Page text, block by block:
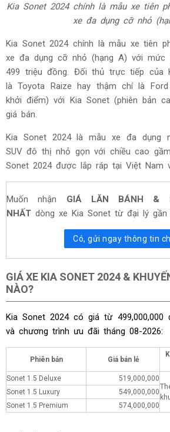
Kia Sonet 2024 chính là mẫu xe tiên
xe đa dụng cỡ nhỏ
Kia Sonet 2024 chính là mẫu xe tiên
xe đa dụng cỡ nhỏ (hạng A) với mức
499 triệu đồng. Đối thủ trực tiếp của
là Toyota Raize hay thậm chí là
khởi điểm) với Kia Sonet (phiên bản
giá bán.
Kia Sonet 2024 là mẫu xe đa dụng
SUV đô thị nhỏ gọn với chiều cao
Sonet 2024 được lắp ráp tại Việt Nam
Muốn nhận GIÁ LĂN BÁNH &
NHẤT dòng xe Kia Sonet từ đại lý gần
Có, gửi ngay thông tin
GIÁ XE KIA SONET 2024 &
NÀO?
Kia Sonet 2024 có giá từ
và chương trình ưu đãi tháng 08-2026:
Phiên bản Giá bán lẻ
Sonet 1.5 Deluxe
519,000,000
Sonet 1.5 Luxury
549,000,000
Sonet 1.5 Premium
574,000,000